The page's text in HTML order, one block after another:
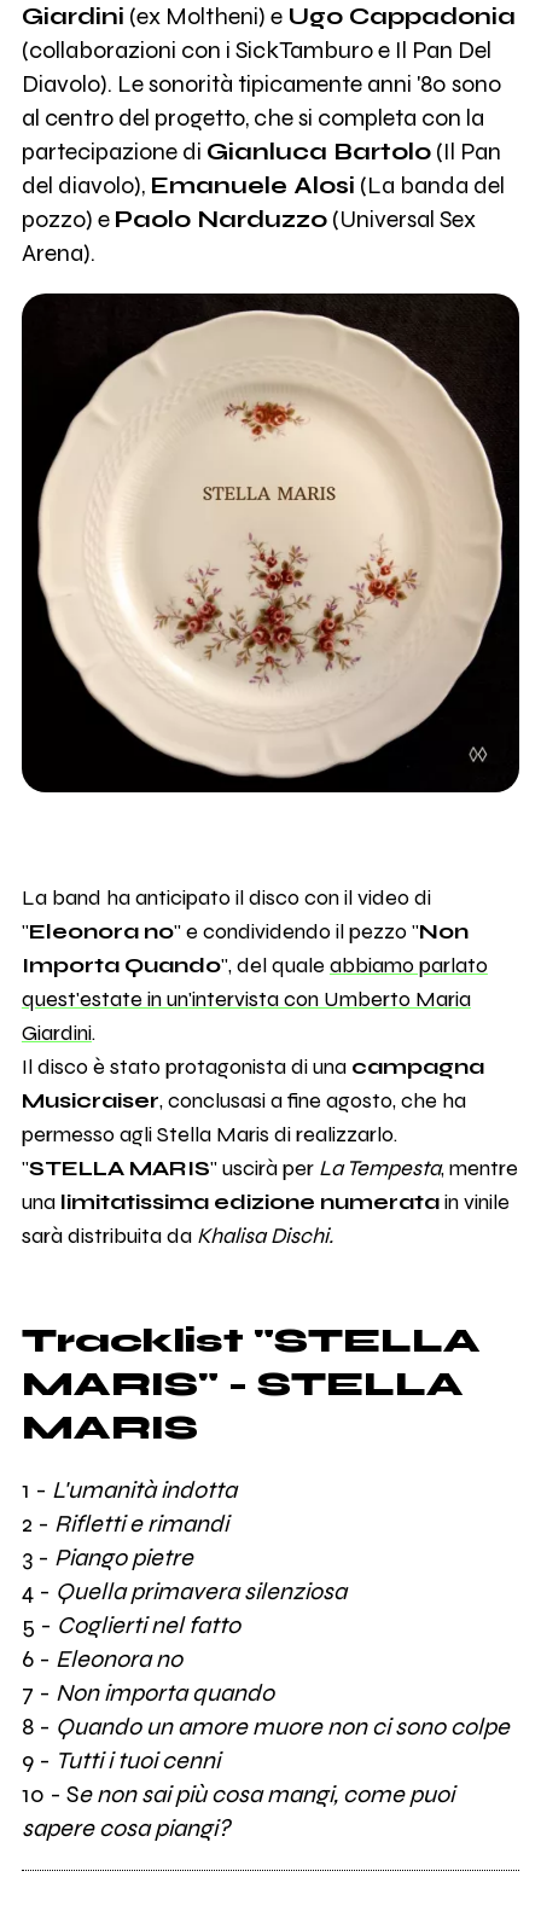
Giardini (ex Moltheni) e Ugo Cappadonia
(collaborazioni con i SickTamburo e Il Pan Del
Diavolo). Le sonorità tipicamente anni '80 sono
al centro del progetto, che si completa con la
partecipazione di Gianluca Bartolo(Il Pan
del diavolo), Emanuele Alosi (La banda del
pozzo) e Paolo Narduzzo(Universal Sex
Arena).
La band ha anticipato il disco con il video di
"Eleonora no" e condividendo il pezzo "Non
Importa Quando", del quale abbiamo parlato
quest'estate in un'intervista con Umberto Maria
Giardini.
Il disco è stato protagonista di una campagna
Musicraiser, conclusasi a fine agosto, che ha
permesso agli Stella Maris di realizzarlo.
"STELLA MARIS" uscirà per La Tempesta, mentre
una limitatissima edizione numeratain vinile
sarà distribuita da Khalisa Dischi.
Tracklist "STELLA
MARIS" - STELLA
MARIS
1 - L'umanità indotta
2 - Rifletti e rimandi
3 - Piango pietre
4 - Quella primavera silenziosa
5 - Coglierti nel fatto
6 - Eleonora no
7 - Non importa quando
8 - Quando un amore muore non ci sono colpe
9 - Tutti i tuoi cenni
10 - Se non sai più cosa mangi, come puoi
sapere cosa piangi?